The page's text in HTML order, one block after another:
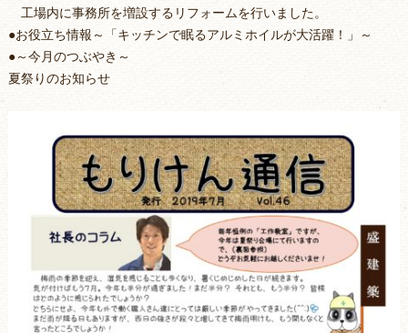
工場内に事務所を増設するリフォームを行いました。
●お役立ち情報～「キッチンで眠るアルミホイルが大活躍！」～
●～今月のつぶやき～
夏祭りのお知らせ